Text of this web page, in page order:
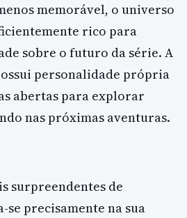
memorável, o universo
rico para
sobre o futuro da série. A
personalidade própria
abertas para explorar
nas próximas aventuras.
surpreendentes de
precisamente na sua